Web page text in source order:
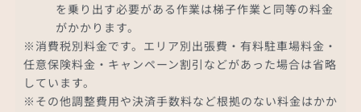
を乗り出す必要がある作業は梯子作業と同等の料金
がかかります。
※消費税別料金です。エリア別出張費・有料駐車場料金・
任意保険料金・キャンペーン割引などがあった場合は省略
しています。
※その他調整費用や決済手数料など根拠のない料金はかか